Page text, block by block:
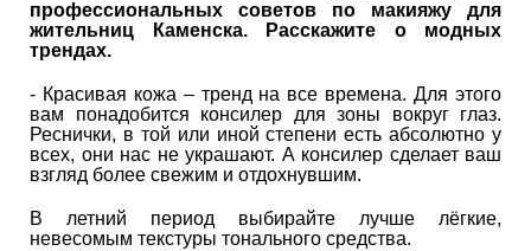
профессиональных советов по макияжу для
жительниц Каменска. Расскажите о модных
трендах.
- Красивая кожа – тренд на все времена. Для этого
вам понадобится консилер для зоны вокруг глаз.
Реснички, в той или иной степени есть абсолютно у
всех, они нас не украшают. А консилер сделает ваш
взгляд более свежим и отдохнувшим.
В летний период выбирайте лучше лёгкие,
невесомым текстуры тонального средства.